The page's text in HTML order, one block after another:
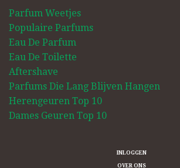
Parfum Weetjes
Populaire Parfums
Eau De Parfum
Eau De Toilette
Aftershave
Parfums Die Lang Blijven Hangen
Herengeuren Top 10
Dames Geuren Top 10
INLOGGEN
OVER ONS